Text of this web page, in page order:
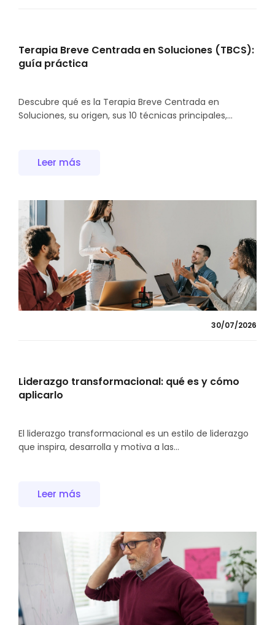
Terapia Breve Centrada en Soluciones (TBCS):
guía práctica
Descubre qué es la Terapia Breve Centrada en
Soluciones, su origen, sus 10 técnicas principales,...
Leer más
30/07/2026
Liderazgo transformacional: qué es y cómo
aplicarlo
El liderazgo transformacional es un estilo de liderazgo
que inspira, desarrolla y motiva a las...
Leer más